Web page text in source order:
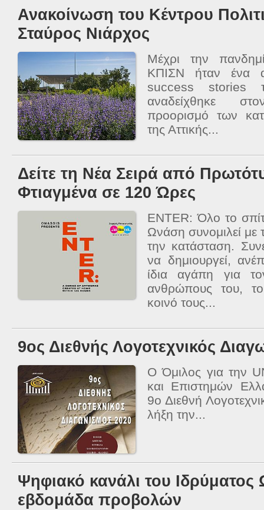
Ανακοίνωση του Κέντρου
Σταύρος Νιάρχος
Μέχρι την
ΚΠΙΣΝ ήταν ένα
success stories
αναδείχθηκε
προορισμό των
της Αττικής...
Δείτε τη Νέα Σειρά από
Φτιαγμένα σε 120 Ώρες
ENTER: Όλο το
Ωνάση συνομιλεί με
την κατάσταση.
να δημιουργεί,
ίδια αγάπη για
ανθρώπους του,
κοινό τους...
9ος Διεθνής Λογοτεχνικός
Ο Όμιλος για την
και Επιστημών
9ο Διεθνή
λήξη την...
Ψηφιακό κανάλι του
εβδομάδα προβολών